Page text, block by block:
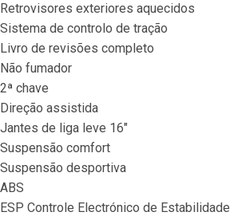
Retrovisores exteriores aquecidos
Sistema de controlo de tração
Livro de revisões completo
Não fumador
2ª chave
Direção assistida
Jantes de liga leve 16"
Suspensão comfort
Suspensão desportiva
ABS
ESP Controle Electrónico de Estabilidade